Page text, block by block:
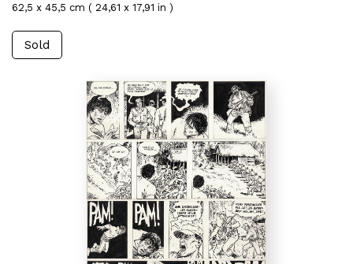
62,5 x 45,5 cm ( 24,61 x 17,91 in )
Sold